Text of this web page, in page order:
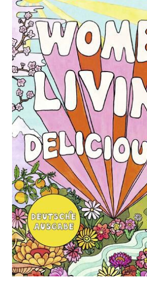
Deliciously
Zur Wunschliste hinzufügen
Deutsche Ausgabe
Von Florence Given
Verlag:
Kiepenheuer &
Witsch
Buch
Softcover